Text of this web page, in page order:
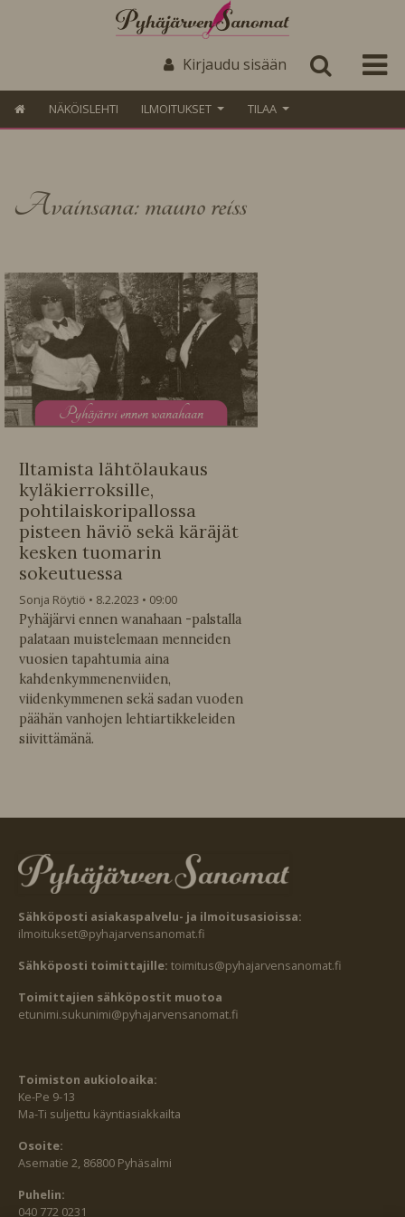
Kirjaudu sisään
NÄKÖISLEHTI ILMOITUKSET TILAA
Avainsana: mauno reiss
Pyhäjärvi ennen wanahaan
Iltamista lähtölaukaus
kyläkierroksille,
pohtilaiskoripallossa
pisteen häviö sekä käräjät
kesken tuomarin
sokeutuessa
Sonja Röytiö 8.2.2023
09:00
Pyhäjärvi ennen wanahaan -palstalla
palataan muistelemaan menneiden
vuosien tapahtumia aina
kahdenkymmenenviiden,
viidenkymmenen sekä sadan vuoden
päähän vanhojen lehtiartikkeleiden
siivittämänä.
Sähköposti asiakaspalvelu- ja ilmoitusasioissa:
ilmoitukset@pyhajarvensanomat.fi
Sähköposti toimittajille: toimitus@pyhajarvensanomat.fi
Toimittajien sähköpostit muotoa
etunimi.sukunimi@pyhajarvensanomat.fi
Toimiston aukioloaika:
Ke-Pe 9-13
Ma-Ti suljettu käyntiasiakkailta
Osoite:
Asematie 2, 86800 Pyhäsalmi
Puhelin:
040 772 0231